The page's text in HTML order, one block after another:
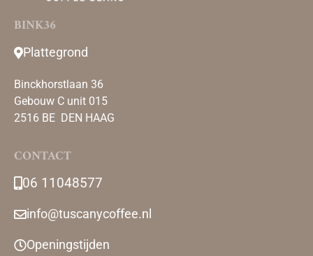
BINK36
Plattegrond
Binckhorstlaan 36
Gebouw C unit 015
2516 BE DEN HAAG
CONTACT
06 11048577 ‎
info@tuscanycoffee.nl
Openingstijden